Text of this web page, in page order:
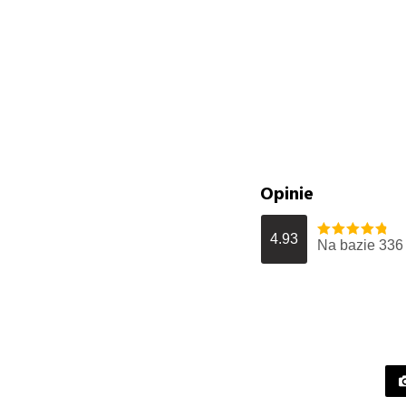
Opinie
4.93
Oceniony
Na bazie